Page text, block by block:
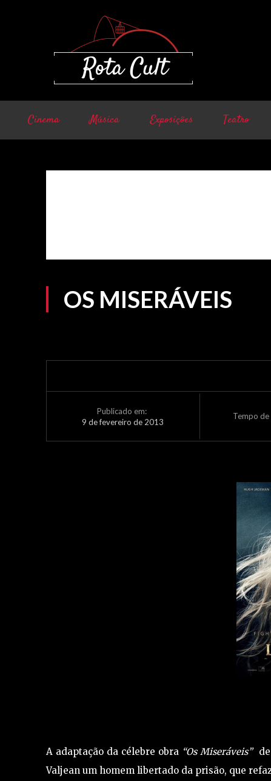
Cinema Música Exposições Teatro
OS MISERÁVEIS
Publicado em:
9 de fevereiro de 2013
Tempo de
A adaptação da célebre obra “Os Miseráveis”de
Valjean um homem libertado da prisão, que